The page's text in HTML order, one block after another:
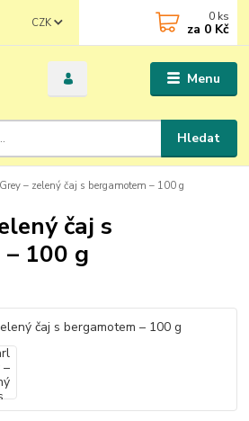
Menu
CZK
Hledat
0 ks
za 0 Kč
– zelený čaj s bergamotem – 100 g
čaj s
100 g